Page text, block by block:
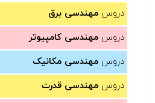
دروس مهندسی برق
دروس مهندسی کامپیوتر
دروس مهندسی مکانیک
دروس مهندسی قدرت